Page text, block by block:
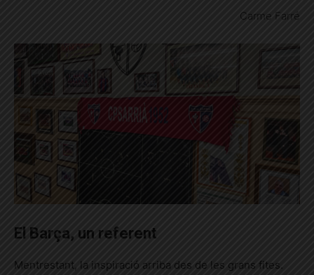
Carme Farré
El Barça, un referent
Mentrestant, la inspiració arriba des de les grans fites.